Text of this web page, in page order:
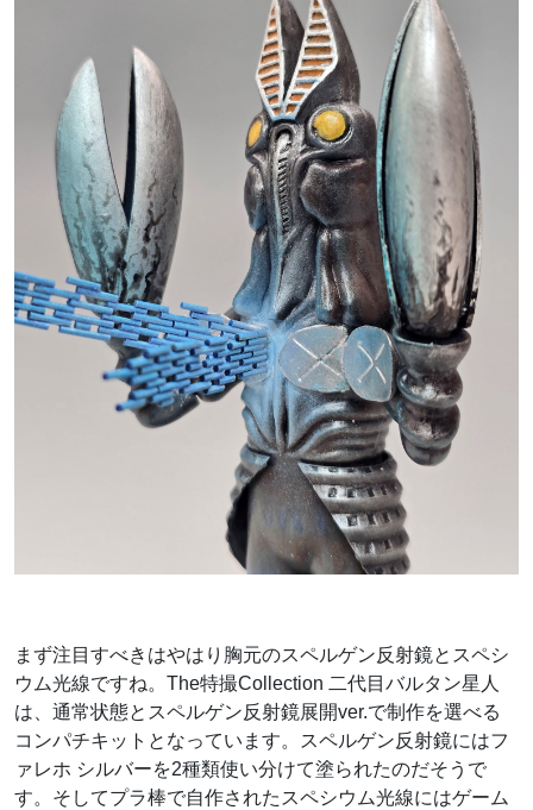
まず注目すべきはやはり胸元のスペルゲン反射鏡とスペシ
ウム光線ですね。The特撮Collection 二代目バルタン星人
は、通常状態とスペルゲン反射鏡展開ver.で制作を選べる
コンパチキットとなっています。スペルゲン反射鏡にはフ
ァレホ シルバーを2種類使い分けて塗られたのだそうで
す。そしてプラ棒で自作されたスペシウム光線にはゲーム